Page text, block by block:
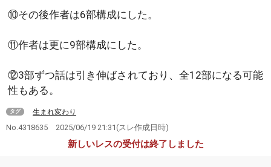
⑩その後作者は6部構成にした。
⑪作者は更に9部構成にした。
⑫3部ずつ話は引き伸ばされており、全12部になる可能
性もある。
タグ 生まれ変わり
No.4318635 2025/06/19 21:31 (スレ作成日時)
新しいレスの受付は終了しました